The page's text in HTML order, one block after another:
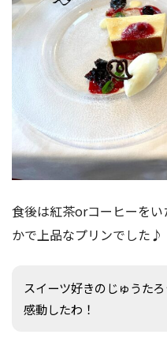
食後は紅茶orコーヒーを
かで上品なプリンでした♪
スイーツ好きのじゅうた
感動したわ！